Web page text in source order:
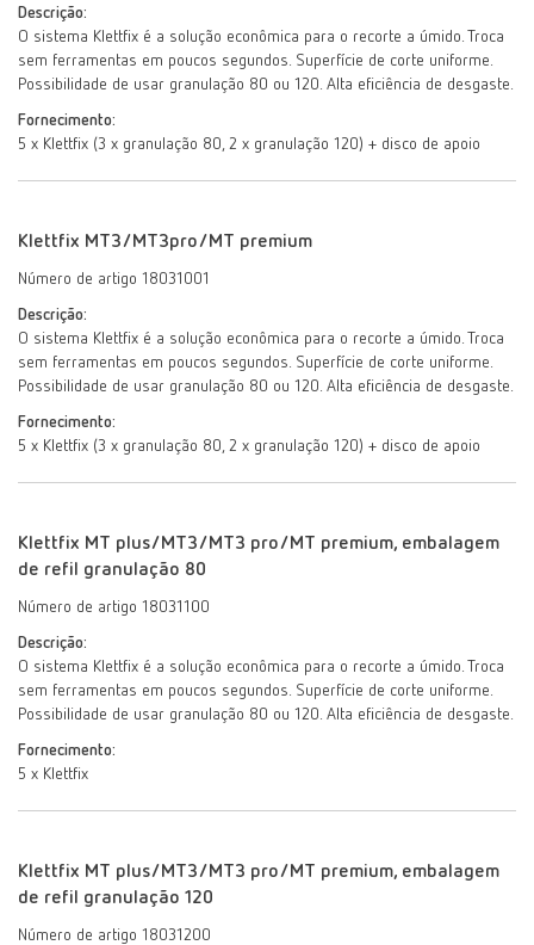
Descrição:
O sistema Klettfix é a solução econômica para o recorte a úmido. Troca
sem ferramentas em poucos segundos. Superfície de corte uniforme.
Possibilidade de usar granulação 80 ou 120. Alta eficiência de desgaste.
Fornecimento:
5 x Klettfix (3 x granulação 80, 2 x granulação 120) + disco de apoio
Klettfix MT3/MT3pro/MT premium
Número de artigo 18031001
Descrição:
O sistema Klettfix é a solução econômica para o recorte a úmido. Troca
sem ferramentas em poucos segundos. Superfície de corte uniforme.
Possibilidade de usar granulação 80 ou 120. Alta eficiência de desgaste.
Fornecimento:
5 x Klettfix (3 x granulação 80, 2 x granulação 120) + disco de apoio
Klettfix MT plus/MT3/MT3 pro/MT premium, embalagem
de refil granulação 80
Número de artigo 18031100
Descrição:
O sistema Klettfix é a solução econômica para o recorte a úmido. Troca
sem ferramentas em poucos segundos. Superfície de corte uniforme.
Possibilidade de usar granulação 80 ou 120. Alta eficiência de desgaste.
Fornecimento:
5 x Klettfix
Klettfix MT plus/MT3/MT3 pro/MT premium, embalagem
de refil granulação 120
Número de artigo 18031200